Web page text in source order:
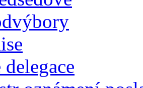
delegace